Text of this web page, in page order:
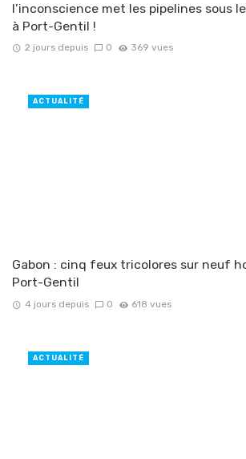
l’inconscience met les pipelines sous
à Port-Gentil !
2 jours depuis 0 369 vues
Gabon : cinq feux tricolores sur neuf
Port-Gentil
4 jours depuis 0 618 vues
ACTUALITÉ
ACTUALITÉ